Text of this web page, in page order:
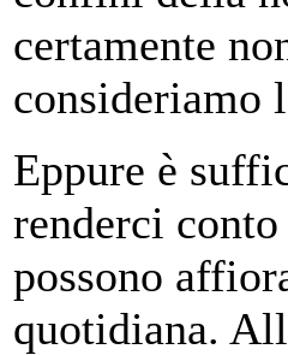
certamente
consideriamo
Eppure è
renderci
possono
quotidiana.